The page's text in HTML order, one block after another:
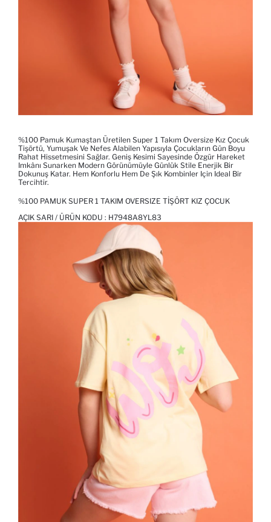
%100 Pamuk Kumaştan Üretilen Super 1 Takım Oversize Kız Çocuk
Tişörtü, Yumuşak Ve Nefes Alabilen Yapısıyla Çocukların Gün Boyu
Rahat Hissetmesini Sağlar. Geniş Kesimi Sayesinde Özgür Hareket
Imkânı Sunarken Modern Görünümüyle Günlük Stile Enerjik Bir
Dokunuş Katar. Hem Konforlu Hem De Şık Kombinler Için Ideal Bir
Tercihtir.
%100 PAMUK SUPER 1 TAKIM OVERSIZE TIŞÖRT KIZ ÇOCUK
AÇIK SARI / ÜRÜN KODU : H7948A8YL83